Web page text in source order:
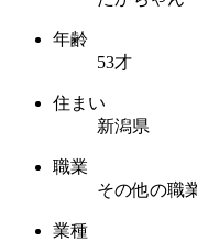
年齢
53才
住まい
新潟県
職業
その他の職
業種